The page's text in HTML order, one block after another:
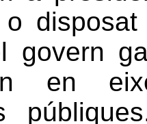
govern
en